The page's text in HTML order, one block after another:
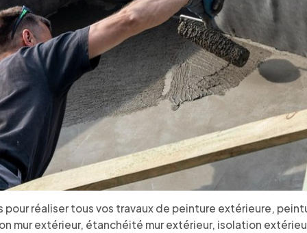
réaliser tous vos travaux de peinture extérieure,
mur extérieur, étanchéité mur extérieur, isolation